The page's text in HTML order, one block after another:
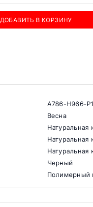
ДОБАВИТЬ В КОРЗИНУ
A786-H966-
Весна
Натуральная
Натуральная
Натуральная
Черный
Полимерный